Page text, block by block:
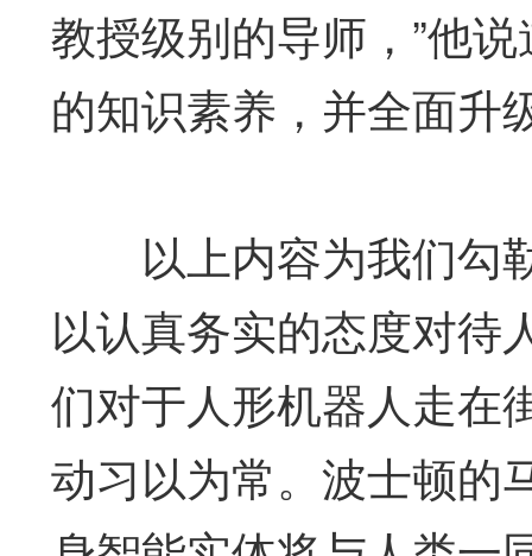
教授级别的导师，”他
的知识素养，并全面升
以上内容为我们勾
以认真务实的态度对待
们对于人形机器人走在
动习以为常。波士顿的